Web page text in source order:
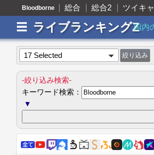
Bloodborne 総合 総合2 ツイキ
ライブランキングZ国内
17 Selected
-絞り込み検索-
キーワード検索：
▼